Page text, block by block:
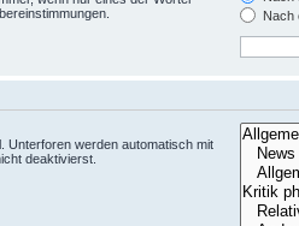
Nach
Unterforen werden automatisch mit
deaktivierst.